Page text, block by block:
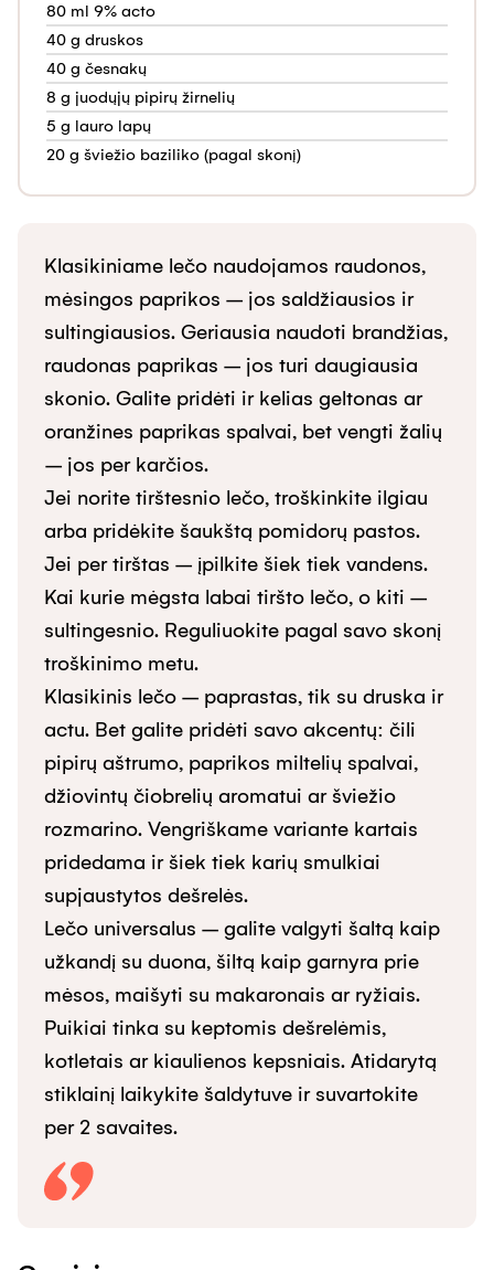
80 ml 9% acto
40 g druskos
40 g česnakų
8 g juodųjų pipirų žirnelių
5 g lauro lapų
20 g šviežio baziliko (pagal skonį)
Klasikiniame lečo naudojamos raudonos,
mėsingos paprikos – jos saldžiausios ir
sultingiausios. Geriausia naudoti brandžias,
raudonas paprikas – jos turi daugiausia
skonio. Galite pridėti ir kelias geltonas ar
oranžines paprikas spalvai, bet vengti žalių
– jos per karčios.
Jei norite tirštesnio lečo, troškinkite ilgiau
arba pridėkite šaukštą pomidorų pastos.
Jei per tirštas – įpilkite šiek tiek vandens.
Kai kurie mėgsta labai tiršto lečo, o kiti –
sultingesnio. Reguliuokite pagal savo skonį
troškinimo metu.
Klasikinis lečo – paprastas, tik su druska ir
actu. Bet galite pridėti savo akcentų: čili
pipirų aštrumo, paprikos miltelių spalvai,
džiovintų čiobrelių aromatui ar šviežio
rozmarino. Vengriškame variante kartais
pridedama ir šiek tiek karių smulkiai
supjaustytos dešrelės.
Lečo universalus – galite valgyti šaltą kaip
užkandį su duona, šiltą kaip garnyra prie
mėsos, maišyti su makaronais ar ryžiais.
Puikiai tinka su keptomis dešrelėmis,
kotletais ar kiaulienos kepsniais. Atidarytą
stiklainį laikykite šaldytuve ir suvartokite
per 2 savaites.